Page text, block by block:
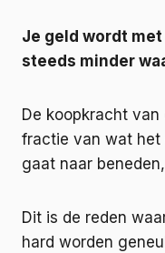
Je geld wordt
steeds minder
De koopkracht
fractie van wat het
gaat naar
Dit is de reden
hard worden